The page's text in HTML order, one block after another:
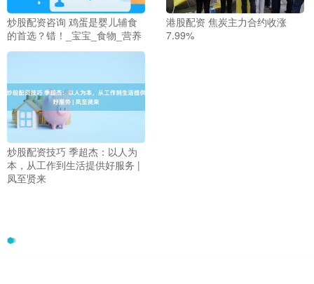
炒股配资咨询 鸡蛋是婴儿辅食
的首选？错！_宝宝_食物_营养
港股配资 焦炭主力合约收涨
7.99%
炒股配资技巧 季超杰：以人为
本，从工作到生活提供好服务 |
凤至贤来